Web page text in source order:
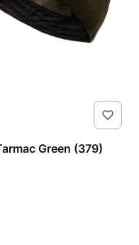
Green (379)